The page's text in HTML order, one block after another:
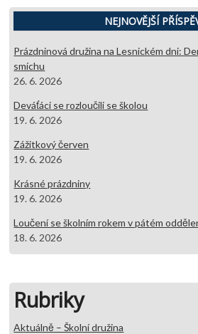
NEJNOVĚJŠÍ
Prázdninová družina na Lesnickém dni:
smíchu
26. 6. 2026
Deváťáci se rozloučili se školou
19. 6. 2026
Zážitkový červen
19. 6. 2026
Krásné prázdniny
19. 6. 2026
Loučení se školním rokem v pátém
18. 6. 2026
Rubriky
Aktuálně – Školní družina